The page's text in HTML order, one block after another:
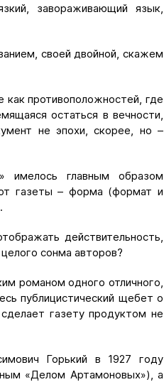
завораживающий язык,
своей двойной, скажем
как противоположностей, где
остаться в вечности,
не эпохи, скорее, но –
главным образом
газеты – форма (формат и
действительность,
сонма авторов?
романом одного отличного,
публицистический щебет о
газету продуктом не
Горький в 1927 году
«Делом Артамоновых»), а